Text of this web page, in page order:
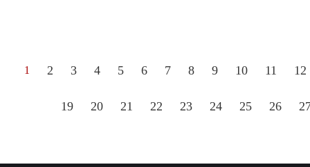
1 2 3 4 5 6 7 8 9 10 11 12
19 20 21 22 23 24 25 26